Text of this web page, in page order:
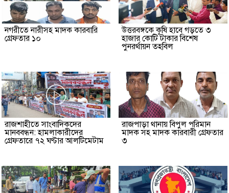
নগরীতে নারীসহ মাদক কারবারি
গ্রেফতার ১০
উত্তরবঙ্গকে কৃষি হাবে গড়তে ৩
হাজার কোটি টাকার বিশেষ
পুনরর্থায়ন তহবিল
রাজশাহীতে সাংবাদিকদের
মানববন্ধন: হামলাকারীদের
গ্রেফতারে ৭২ ঘণ্টার আলটিমেটাম
রাজপাড়া থানায় বিপুল পরিমান
মাদক সহ মাদক কারবারী গ্রেফতার
৩